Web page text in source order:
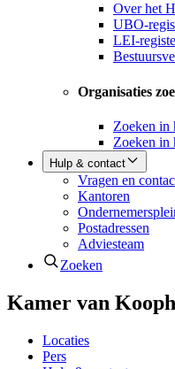
Over het
UBO-
LEI-
Organisaties
Zoeken in
Zoeken in
Hulp & contact
Vragen en
Kantoren
Postadressen
Adviesteam
Zoeken
Kamer van
Locaties
Pers